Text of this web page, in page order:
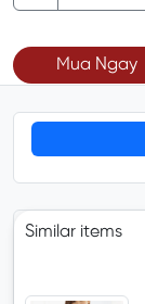
Mua Ngay
Similar items